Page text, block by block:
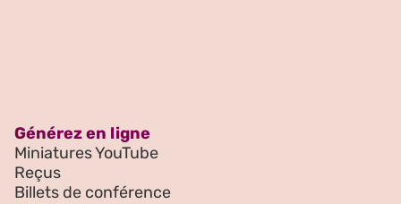
Générez en ligne
Miniatures YouTube
Reçus
Billets de conférence